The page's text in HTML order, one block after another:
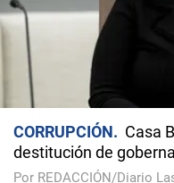
CORRUPCIÓN
Casa
destitución de
Por REDACCIÓN/Diario